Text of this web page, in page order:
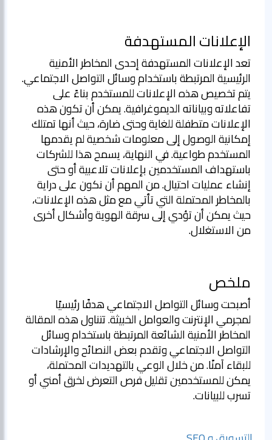
الإعلانات المستهدفة
تعد الإعلانات المستهدفة إحدى المخاطر الأمنية
الرئيسية المرتبطة باستخدام وسائل التواصل الاجتماعي.
يتم تخصيص هذه الإعلانات للمستخدم بناءً على
تفاعلاته وبياناته الديموغرافية. يمكن أن تكون هذه
الإعلانات متطفلة للغاية وحتى ضارة، حيث أنها تمتلك
إمكانية الوصول إلى معلومات شخصية لم يقدمها
المستخدم طواعية. في النهاية، يسمح هذا للشركات
باستهداف المستخدمين بإعلانات تلاعبية أو حتى
إنشاء عمليات احتيال. من المهم أن نكون على دراية
بالمخاطر المحتملة التي تأتي مع مثل هذه الإعلانات،
حيث يمكن أن تؤدي إلى سرقة الهوية وأشكال أخرى
من الاستغلال.
ملخص
أصبحت وسائل التواصل الاجتماعي هدفًا رئيسيًا
لمجرمي الإنترنت والعوامل الخبيثة. تتناول هذه المقالة
المخاطر الأمنية الشائعة المرتبطة باستخدام وسائل
التواصل الاجتماعي وتقدم بعض النصائح والإرشادات
للبقاء آمنًا. من خلال الوعي بالتهديدات المحتملة،
يمكن للمستخدمين تقليل فرص التعرض لخرق أمني أو
تسرب للبيانات.